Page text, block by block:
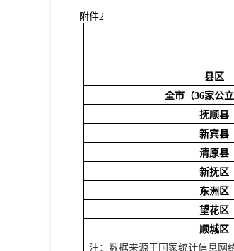
附件2
县区
全市（36家公立
抚顺县
新宾县
清原县
新抚区
东洲区
望花区
顺城区
注：数据来源于国家统计信息网